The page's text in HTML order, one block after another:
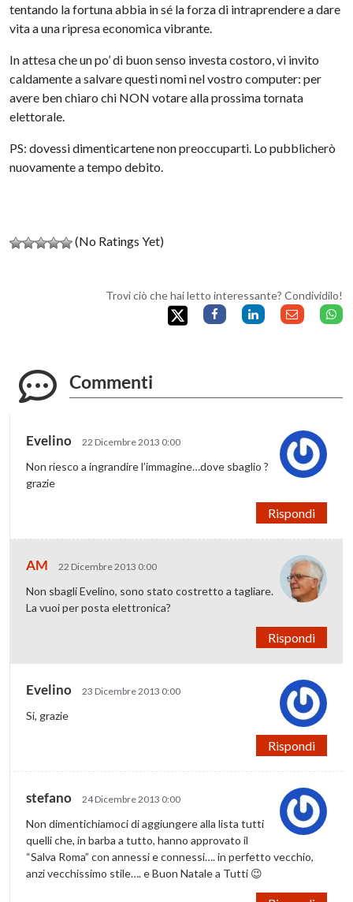
tentando la fortuna abbia in sé la forza di intraprendere a dare
vita a una ripresa economica vibrante.
In attesa che un po’ di buon senso investa costoro, vi invito
caldamente a salvare questi nomi nel vostro computer: per
avere ben chiaro chi NON votare alla prossima tornata
elettorale.
PS: dovessi dimenticartene non preoccuparti. Lo pubblicherò
nuovamente a tempo debito.
(No Ratings Yet)
Trovi ciò che hai letto interessante? Condividilo!
Commenti
Evelino 22 Dicembre 2013 0:00
Non riesco a ingrandire l’immagine…dove sbaglio ?
grazie
Rispondi
AM 22 Dicembre 2013 0:00
Non sbagli Evelino, sono stato costretto a tagliare.
La vuoi per posta elettronica?
Rispondi
Evelino 23 Dicembre 2013 0:00
Si, grazie
Rispondi
stefano 24 Dicembre 2013 0:00
Non dimentichiamoci di aggiungere alla lista tutti
quelli che, in barba a tutto, hanno approvato il
“Salva Roma” con annessi e connessi…. in perfetto vecchio,
anzi vecchissimo stile…. e Buon Natale a Tutti 😉